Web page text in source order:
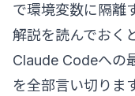
で環境変数に隔離
解説を読んでおく
Claude Codeへの
を全部言い切りま